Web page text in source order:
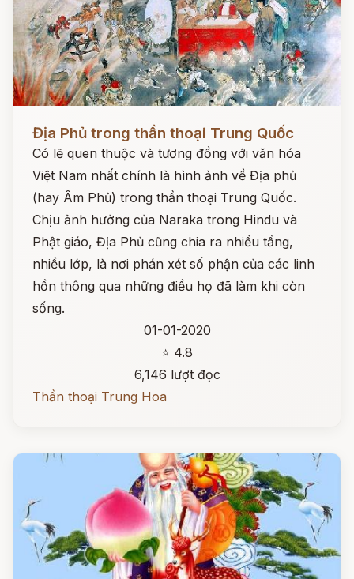
Địa Phủ trong thần thoại Trung Quốc
Có lẽ quen thuộc và tương đồng với văn hóa
Việt Nam nhất chính là hình ảnh về Địa phủ
(hay Âm Phủ) trong thần thoại Trung Quốc.
Chịu ảnh hưởng của Naraka trong Hindu và
Phật giáo, Địa Phủ cũng chia ra nhiều tầng,
nhiều lớp, là nơi phán xét số phận của các linh
hồn thông qua những điều họ đã làm khi còn
sống.
01-01-2020
⭐ 4.8
6,146 lượt đọc
Thần thoại Trung Hoa